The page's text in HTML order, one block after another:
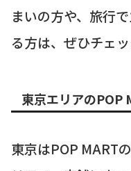
まいの方や、旅行
る方は、ぜひチェ
東京エリアのPOP
東京はPOP MART